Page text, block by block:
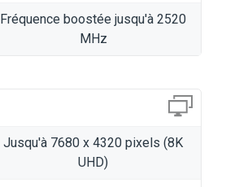
Fréquence boostée jusqu'à 2520
MHz
Jusqu'à 7680 x 4320 pixels (8K
UHD)